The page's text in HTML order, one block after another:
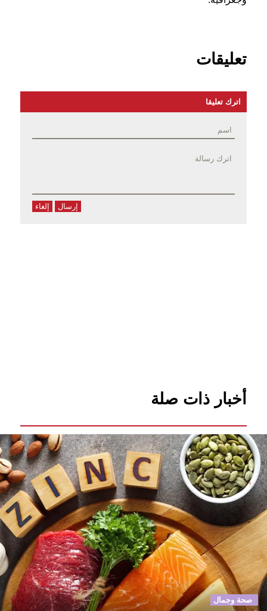
تعليقات
اترك تعليقا
إرسال إلغاء
أخبار ذات صلة
صحة وجمال